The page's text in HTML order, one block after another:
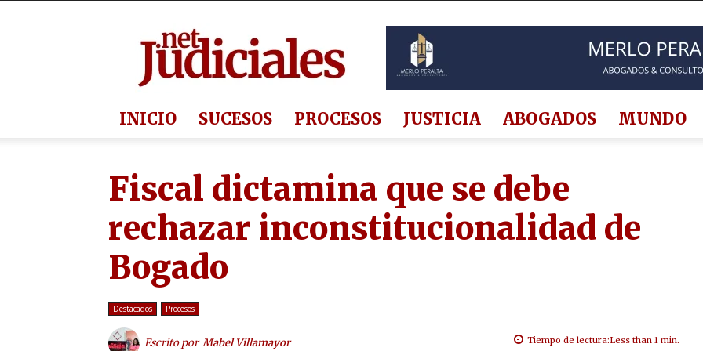
INICIO SUCESOS PROCESOS JUSTICIA ABOGADOS MUNDO
Fiscal dictamina que se debe
rechazar inconstitucionalidad de
Bogado
Destacados Procesos
Escrito por Mabel Villamayor Tiempo de lectura:Less than 1 min.